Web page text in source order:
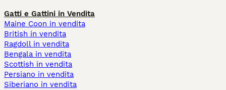
Gatti e Gattini in Vendita
Maine Coon in vendita
British in vendita
Ragdoll in vendita
Bengala in vendita
Scottish in vendita
Persiano in vendita
Siberiano in vendita